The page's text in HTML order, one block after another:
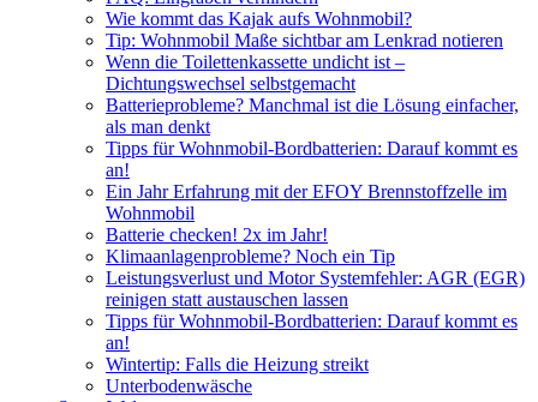
Wie kommt das Kajak aufs Wohnmobil?
Tip: Wohnmobil Maße sichtbar am Lenkrad notieren
Wenn die Toilettenkassette undicht ist –
Dichtungswechsel selbstgemacht
Batterieprobleme? Manchmal ist die Lösung einfacher,
als man denkt
Tipps für Wohnmobil-Bordbatterien: Darauf kommt es
an!
Ein Jahr Erfahrung mit der EFOY Brennstoffzelle im
Wohnmobil
Batterie checken! 2x im Jahr!
Klimaanlagenprobleme? Noch ein Tip
Leistungsverlust und Motor Systemfehler: AGR (EGR)
reinigen statt austauschen lassen
Tipps für Wohnmobil-Bordbatterien: Darauf kommt es
an!
Wintertip: Falls die Heizung streikt
Unterbodenwäsche